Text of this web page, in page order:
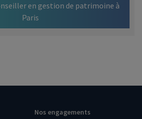
en gestion de patrimoine à
Paris
Nos engagements